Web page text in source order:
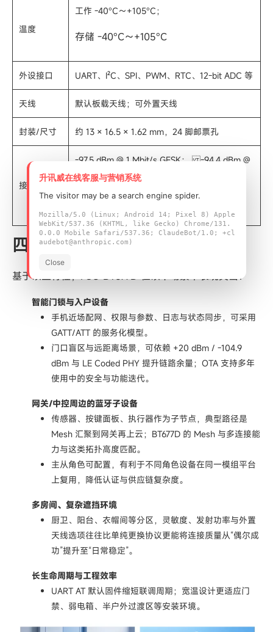
温度
工作 -40°C～+105°C；
存储 -40°C～+105°C
外设接口 UART、I²C、SPI、PWM、RTC、12‑bit ADC 等
天线 默认板载天线；可外置天线
封装/尺寸 约 13 × 16.5 × 1.62 mm，24 脚邮票孔
接收灵敏度
-97.5 dBm @ 1 Mbit/s GFSK；
-94.4 dBm @
2 Mbit/s GFSK；
-104.9 dBm @ 125 kbps GFSK
四 、智能家居落地场景
基于以上特性，FSC‑BT677D 在以下场景中表现突出：
智能门锁与入户设备
手机近场配网、权限与参数、日志与状态同步，可采用
GATT/ATT 的服务化模型。
门口盲区与远距离场景，可依赖 +20 dBm / -104.9
dBm 与 LE Coded PHY 提升链路余量；OTA 支持多年
使用中的安全与功能迭代。
网关/中控周边的蓝牙子设备
传感器、按键面板、执行器作为子节点，典型路径是
Mesh 汇聚到网关再上云；BT677D 的 Mesh 与多连接能
力与这类拓扑高度匹配。
主从角色可配置，有利于不同角色设备在同一模组平台
上复用， 降低认证与供应链复杂度。
多房间、复杂遮挡环境
厨卫、阳台、衣帽间等分区，灵敏度、发射功率与外置
天线选项往往比单纯更换协议更能将连接质量从“偶尔成
功”提升至“日常稳定”。
长生命周期与工程效率
UART AT 默认固件缩短联调周期； 宽温设计更适应门
禁、弱电箱、半户外过渡区等安装环境。
升讯威在线客服与营销系统
The visitor may be a search engine spider.
Mozilla/5.0 (Linux; Android 14; Pixel 8) Apple
WebKit/537.36 (KHTML, like Gecko) Chrome/131.
0.0.0 Mobile Safari/537.36; ClaudeBot/1.0; +cl
audebot@anthropic.com)
Close